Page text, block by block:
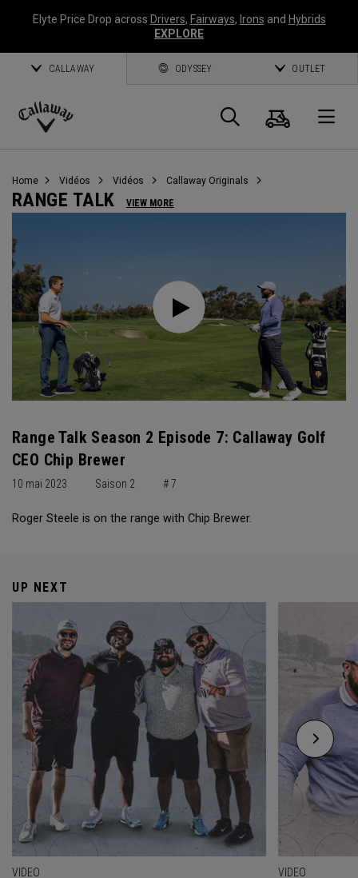
Elyte Price Drop across Drivers, Fairways, Irons and Hybrids
EXPLORE
CALLAWAY ODYSSEY OUTLET
Callaway
Panier
Home Vidéos Vidéos Callaway Originals
RANGE TALK VIEW MORE
Range Talk Season 2 Episode 7: Callaway Golf
CEO Chip Brewer
10 mai 2023 Saison 2 # 7
Roger Steele is on the range with Chip Brewer.
UP NEXT
VIDEO VIDEO